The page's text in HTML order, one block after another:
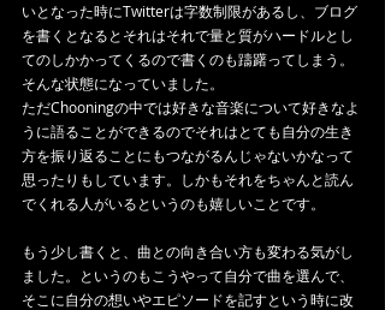
いとなった時にTwitterは字数制限があるし、ブログ
を書くとなるとそれはそれで量と質がハードルとし
てのしかかってくるので書くのも躊躇ってしまう。
そんな状態になっていました。
ただChooningの中では好きな音楽について好きなよ
うに語ることができるのでそれはとても自分の生き
方を振り返ることにもつながるんじゃないかなって
思ったりもしています。しかもそれをちゃんと読ん
でくれる人がいるというのも嬉しいことです。
もう少し書くと、曲との向き合い方も変わる気がし
ました。というのもこうやって自分で曲を選んで、
そこに自分の想いやエピソードを記すという時に改